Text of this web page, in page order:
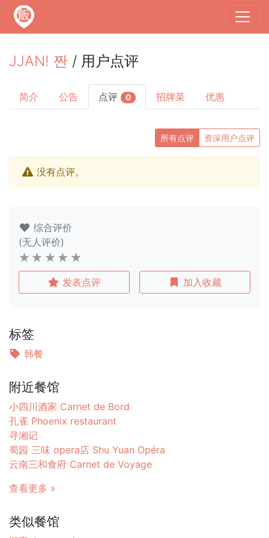
JJAN! 짠 / 用户点评
简介 公告 点评 0 招牌菜 优惠
所有点评 资深用户点评
没有点评。
综合评价
(无人评价)
发表点评 加入收藏
标签
韩餐
附近餐馆
小四川酒家 Carnet de Bord
孔雀 Phoenix restaurant
寻湘记
蜀园 三味 opera店 Shu Yuan Opéra
云南三和食府 Carnet de Voyage
查看更多 »
类似餐馆